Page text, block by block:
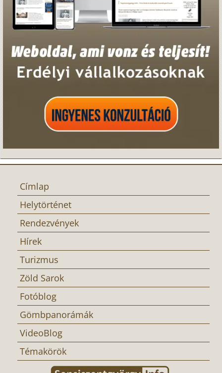
Címlap
Helytörténet
Rendezvények
Hírek
Turizmus
Zöld Sarok
Fotóblog
Gömbpanorámák
VideoBlog
Témakörök